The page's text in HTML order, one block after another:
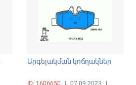
Արգելակման կոճղակներ